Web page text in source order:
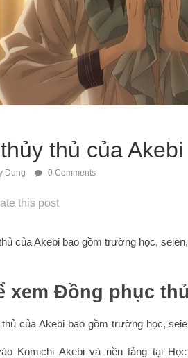
thủ của
Dung 0 Comments
this post
của Akebi bao gồm trường học,
xem Đồng phục
của Akebi bao gồm trường học,
Komichi Akebi và nền tảng tại